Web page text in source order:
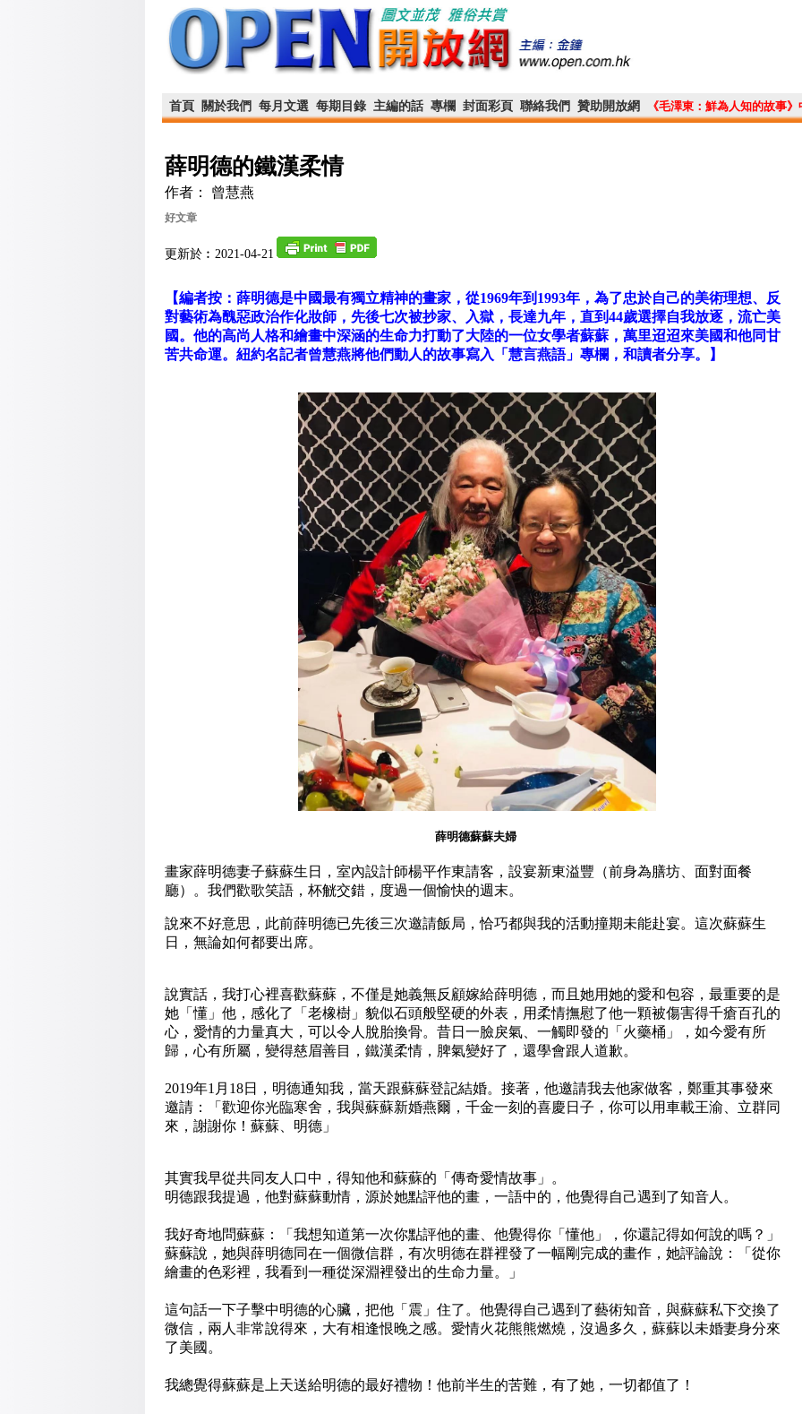
首頁 關於我們 每月文選 每期目錄 主編的話 專欄 封面彩頁 聯絡我們 贊助開放網 《毛澤東：鮮為人知的故事
薛明德的鐵漢柔情
作者： 曾慧燕
好文章
更新於︰2021-04-21
【編者按：薛明德是中國最有獨立精神的畫家，從1969年到1993年，為了忠於自己的美術理想、反
對藝術為醜惡政治作化妝師，先後七次被抄家、入獄，長達九年，直到44歲選擇自我放逐，流亡美
國。他的高尚人格和繪畫中深涵的生命力打動了大陸的一位女學者蘇蘇，萬里迢迢來美國和他同甘
苦共命運。紐約名記者曾慧燕將他們動人的故事寫入「慧言燕語」專欄，和讀者分享。】
薛明德蘇蘇夫婦
畫家薛明德妻子蘇蘇生日，室內設計師楊平作東請客，設宴新東溢豐（前身為膳坊、面對面餐
廳）。我們歡歌笑語，杯觥交錯，度過一個愉快的週末。
說來不好意思，此前薛明德已先後三次邀請飯局，恰巧都與我的活動撞期未能赴宴。這次蘇蘇生
日，無論如何都要出席。
說實話，我打心裡喜歡蘇蘇，不僅是她義無反顧嫁給薛明德，而且她用她的愛和包容，最重要的是
她「懂」他，感化了「老橡樹」貌似石頭般堅硬的外表，用柔情撫慰了他一顆被傷害得千瘡百孔的
心，愛情的力量真大，可以令人脫胎換骨。昔日一臉戾氣、一觸即發的「火藥桶」，如今愛有所
歸，心有所屬，變得慈眉善目，鐵漢柔情，脾氣變好了，還學會跟人道歉。
2019年1月18日，明德通知我，當天跟蘇蘇登記結婚。接著，他邀請我去他家做客，鄭重其事發來
邀請：「歡迎你光臨寒舍，我與蘇蘇新婚燕爾，千金一刻的喜慶日子，你可以用車載王渝、立群同
來，謝謝你！蘇蘇、明德」
其實我早從共同友人口中，得知他和蘇蘇的「傳奇愛情故事」。
明德跟我提過，他對蘇蘇動情，源於她點評他的畫，一語中的，他覺得自己遇到了知音人。
我好奇地問蘇蘇：「我想知道第一次你點評他的畫、他覺得你「懂他」，你還記得如何說的嗎？」
蘇蘇說，她與薛明德同在一個微信群，有次明德在群裡發了一幅剛完成的畫作，她評論說：「從你
繪畫的色彩裡，我看到一種從深淵裡發出的生命力量。」
這句話一下子擊中明德的心臟，把他「震」住了。他覺得自己遇到了藝術知音，與蘇蘇私下交換了
微信，兩人非常說得來，大有相逢恨晚之感。愛情火花熊熊燃燒，沒過多久，蘇蘇以未婚妻身分來
了美國。
我總覺得蘇蘇是上天送給明德的最好禮物！他前半生的苦難，有了她，一切都值了！